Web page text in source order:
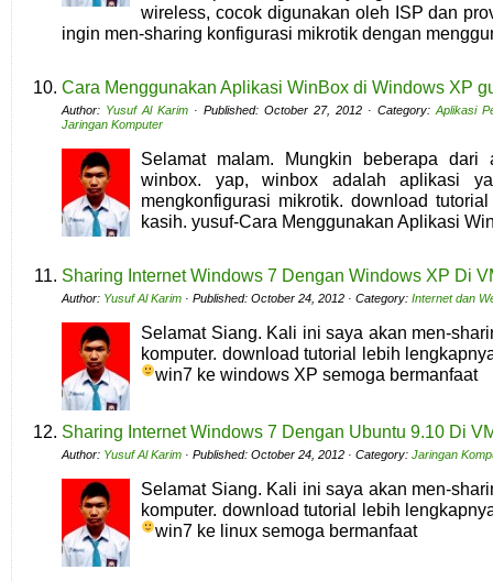
wireless, cocok digunakan oleh ISP dan
ingin men-sharing konfigurasi mikrotik dengan
Cara Menggunakan Aplikasi WinBox di Windows XP
Author: Yusuf Al Karim · Published: October 27, 2012 · Category: Aplikasi
Jaringan Komputer
Selamat malam. Mungkin beberapa
winbox. yap, winbox adalah aplikasi
mengkonfigurasi mikrotik. download
kasih. yusuf-Cara Menggunakan Aplikasi
Sharing Internet Windows 7 Dengan Windows XP Di
Author: Yusuf Al Karim · Published: October 24, 2012 · Category: Internet dan
Selamat Siang. Kali ini saya akan men-
komputer. download tutorial lebih
win7 ke windows XP semoga bermanfaat
Sharing Internet Windows 7 Dengan Ubuntu 9.10 Di
Author: Yusuf Al Karim · Published: October 24, 2012 · Category: Jaringan
Selamat Siang. Kali ini saya akan men-
komputer. download tutorial lebih
win7 ke linux semoga bermanfaat